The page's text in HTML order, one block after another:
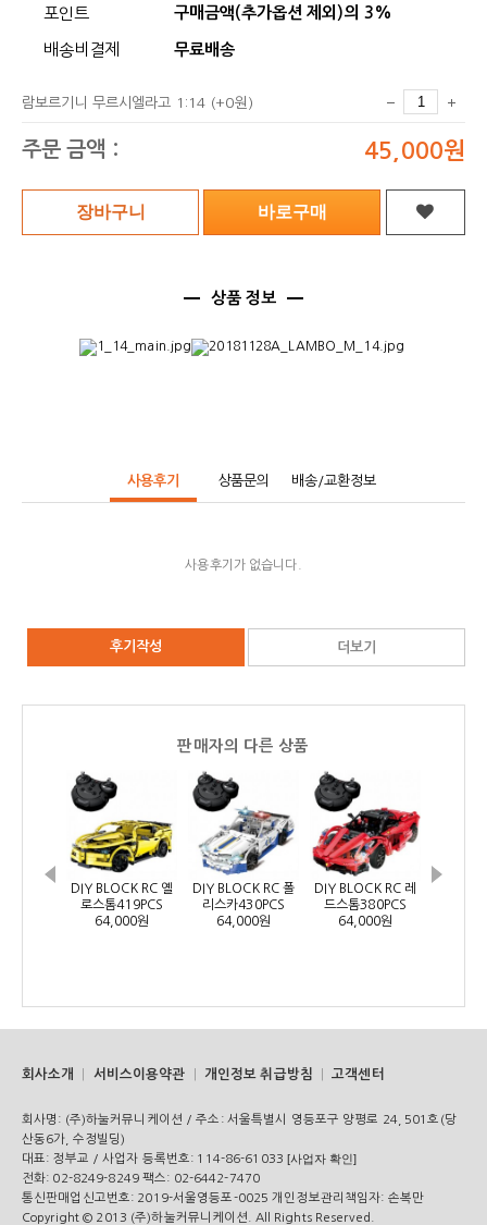
포인트 구매금액(추가옵션 제외)의 3%
배송비결제 무료배송
람보르기니 무르시엘라고 1:14 (+0원)
주문 금액 : 45,000원
상품 정보
사용후기 상품문의 배송/교환정보
사용후기가 없습니다.
후기작성 더보기
판매자의 다른 상품
DIY BLOCK RC 옐
로스톰419PCS
64,000원
DIY BLOCK RC 폴
리스카430PCS
64,000원
DIY BLOCK RC 레
드스톰380PCS
64,000원
회사소개 서비스이용약관 개인정보 취급방침 고객센터
회사명: (주)하눌커뮤니케이션 / 주소:서울특별시 영등포구 양평로 24, 501호(당
산동6가, 수정빌딩)
대표: 정부교 / 사업자 등록번호: 114-86-61033 [사업자 확인]
전화: 02-8249-8249 팩스: 02-6442-7470
통신판매업신고번호: 2019-서울영등포-0025 개인정보관리책임자: 손복만
Copyright © 2013 (주)하눌커뮤니케이션. All Rights Reserved.